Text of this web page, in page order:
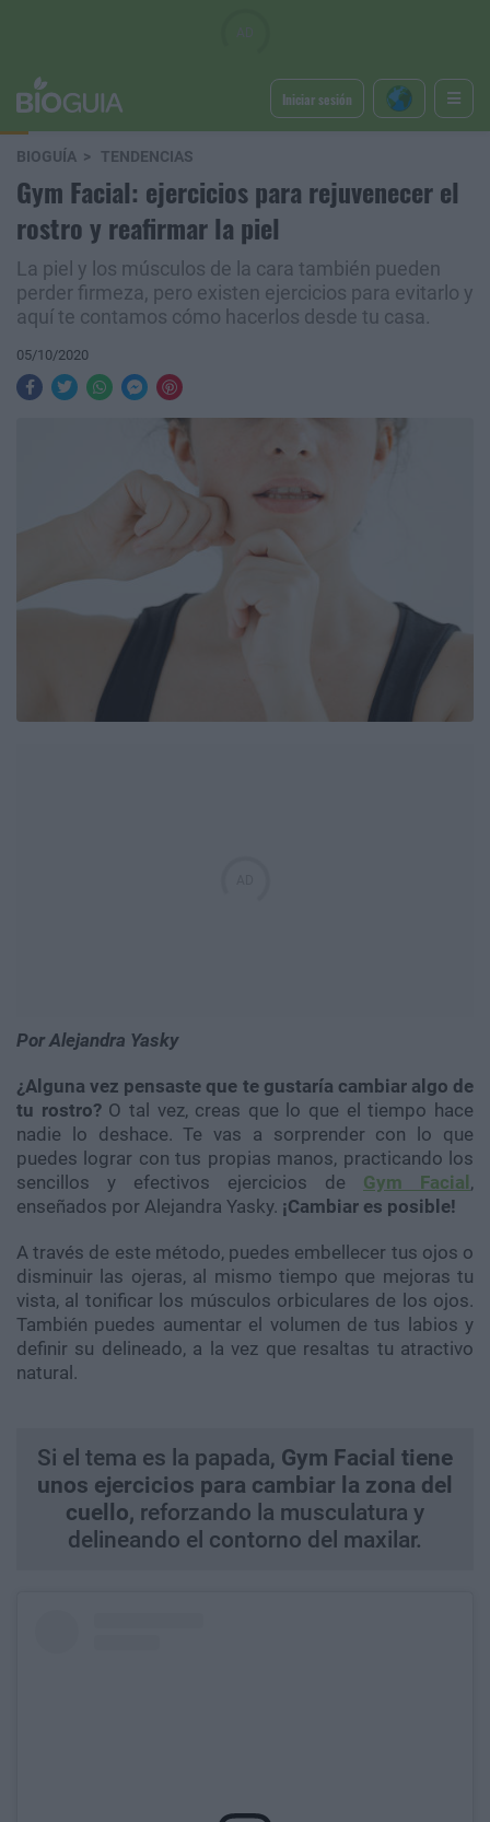
Iniciar sesión
BIOGUÍA TENDENCIAS
Gym Facial: ejercicios para rejuvenecer el
rostro y reafirmar la piel
La piel y los músculos de la cara también pueden
perder firmeza, pero existen ejercicios para evitarlo y
aquí te contamos cómo hacerlos desde tu casa.
05/10/2020
Por Alejandra Yasky
¿Alguna vez pensaste que te gustaría cambiar algo de
tu rostro?O tal vez, creas que lo que el tiempo hace
nadie lo deshace. Te vas a sorprender con lo que
puedes lograr con tus propias manos, practicando los
sencillos y efectivos ejercicios de Gym Facial ,
enseñados por Alejandra Yasky. ¡Cambiar es posible!
A través de este método, puedes embellecer tus ojos o
disminuir las ojeras, al mismo tiempo que mejoras tu
vista, al tonificar los músculos orbiculares de los ojos.
También puedes aumentar el volumen de tus labios y
definir su delineado, a la vez que resaltas tu atractivo
natural.
Si el tema es la papada, Gym Facial tiene
unos ejercicios para cambiar la zona del
cuello, reforzando la musculatura y
delineando el contorno del maxilar.